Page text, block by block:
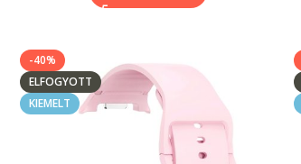
-40%
ELFOGYOTT
KIEMELT